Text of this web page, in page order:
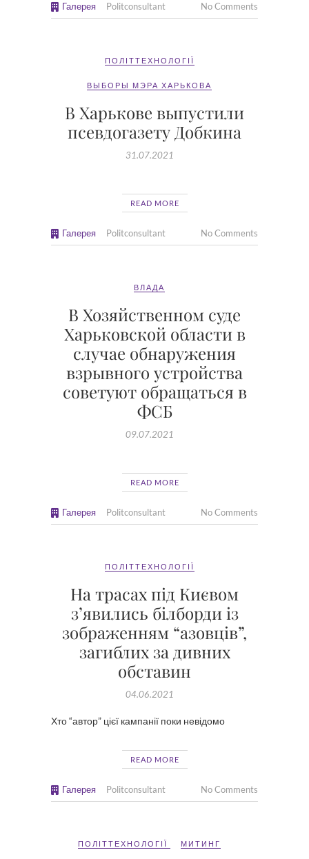
Галерея Politconsultant No Comments
ПОЛІТТЕХНОЛОГІЇ
ВЫБОРЫ МЭРА ХАРЬКОВА
В Харькове выпустили
псевдогазету Добкина
31.07.2021
READ MORE
Галерея Politconsultant No Comments
ВЛАДА
В Хозяйственном суде
Харьковской области в
случае обнаружения
взрывного устройства
советуют обращаться в
ФСБ
09.07.2021
READ MORE
Галерея Politconsultant No Comments
ПОЛІТТЕХНОЛОГІЇ
На трасах під Києвом
з’явились білборди із
зображенням “азовців”,
загиблих за дивних
обставин
04.06.2021
Хто “автор” цієї кампанії поки невідомо
READ MORE
Галерея Politconsultant No Comments
ПОЛІТТЕХНОЛОГІЇ МИТИНГ